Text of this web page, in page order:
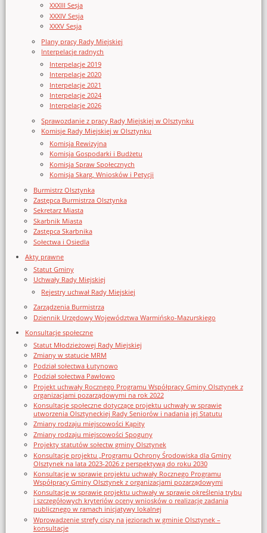
XXXIII Sesja
XXXIV Sesja
XXXV Sesja
Plany pracy Rady Miejskiej
Interpelacje radnych
Interpelacje 2019
Interpelacje 2020
Interpelacje 2021
Interpelacje 2024
Interpelacje 2026
Sprawozdanie z pracy Rady Miejskiej w Olsztynku
Komisje Rady Miejskiej w Olsztynku
Komisja Rewizyjna
Komisja Gospodarki i Budżetu
Komisja Spraw Społecznych
Komisja Skarg, Wniosków i Petycji
Burmistrz Olsztynka
Zastępca Burmistrza Olsztynka
Sekretarz Miasta
Skarbnik Miasta
Zastępca Skarbnika
Sołectwa i Osiedla
Akty prawne
Statut Gminy
Uchwały Rady Miejskiej
Rejestry uchwał Rady Miejskiej
Zarządzenia Burmistrza
Dziennik Urzędowy Województwa Warmińsko-Mazurskiego
Konsultacje społeczne
Statut Młodzieżowej Rady Miejskiej
Zmiany w statucie MRM
Podział sołectwa Łutynowo
Podział sołectwa Pawłowo
Projekt uchwały Rocznego Programu Współpracy Gminy Olsztynek z
organizacjami pozarządowymi na rok 2022
Konsultacje społeczne dotyczące projektu uchwały w sprawie
utworzenia Olsztyneckiej Rady Seniorów i nadania jej Statutu
Zmiany rodzaju miejscowości Kąpity
Zmiany rodzaju miejscowości Spoguny
Projekty statutów sołectw gminy Olsztynek
Konsultacje projektu „Programu Ochrony Środowiska dla Gminy
Olsztynek na lata 2023-2026 z perspektywą do roku 2030
Konsultacje w sprawie projektu uchwały Rocznego Programu
Współpracy Gminy Olsztynek z organizacjami pozarządowymi
Konsultacje w sprawie projektu uchwały w sprawie określenia trybu
i szczegółowych kryteriów oceny wniosków o realizację zadania
publicznego w ramach inicjatywy lokalnej
Wprowadzenie strefy ciszy na jeziorach w gminie Olsztynek –
konsultacje